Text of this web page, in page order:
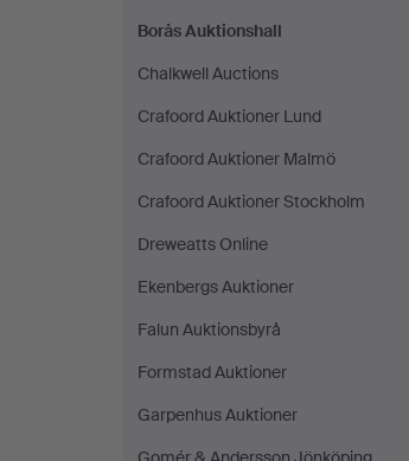
Borås Auktionshall
Chalkwell Auctions
Crafoord Auktioner Lund
Crafoord Auktioner Malmö
Crafoord Auktioner Stockholm
Dreweatts Online
Ekenbergs Auktioner
Falun Auktionsbyrå
Formstad Auktioner
Garpenhus Auktioner